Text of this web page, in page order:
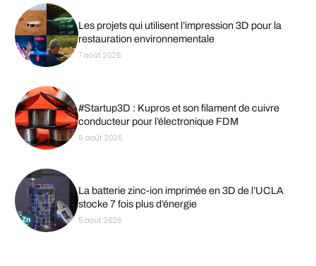
Les projets qui utilisent l’impression 3D pour la
restauration environnementale
7 août 2026
#Startup3D : Kupros et son filament de cuivre
conducteur pour l’électronique FDM
6 août 2026
La batterie zinc-ion imprimée en 3D de l’UCLA
stocke 7 fois plus d’énergie
5 août 2026